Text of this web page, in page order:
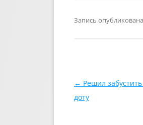
Запись опубликована
Навигация по
← Решил
доту